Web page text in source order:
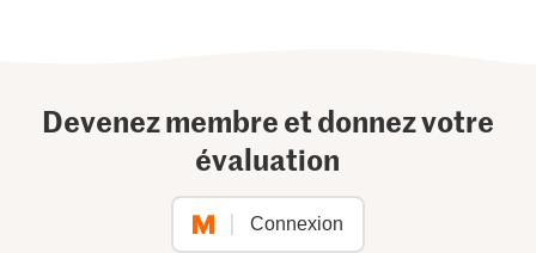
Devenez membre et donnez votre
évaluation
Connexion